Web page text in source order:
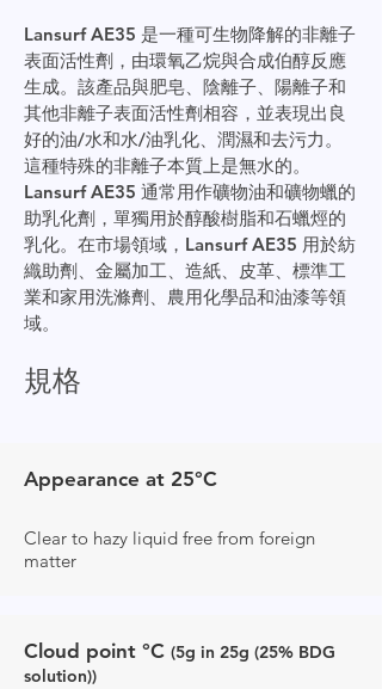
Lansurf AE35 是一種可生物降解的非離子
表面活性劑，由環氧乙烷與合成伯醇反應
生成。該產品與肥皂、陰離子、陽離子和
其他非離子表面活性劑相容，並表現出良
好的油/水和水/油乳化、潤濕和去污力。
這種特殊的非離子本質上是無水的。
Lansurf AE35 通常用作礦物油和礦物蠟的
助乳化劑，單獨用於醇酸樹脂和石蠟烴的
乳化。在市場領域，Lansurf AE35 用於紡
織助劑、金屬加工、造紙、皮革、標準工
業和家用洗滌劑、農用化學品和油漆等領
域。
規格
Appearance at 25°C
Clear to hazy liquid free from foreign
matter
Cloud point °C (5g in 25g (25% BDG
solution))